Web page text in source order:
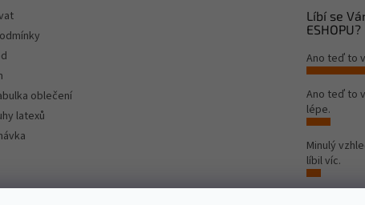
oblečení
latexů
Líbí se
ESHOPU?
Ano teď to
Ano teď to
lépe.
Minulý
líbil víc.